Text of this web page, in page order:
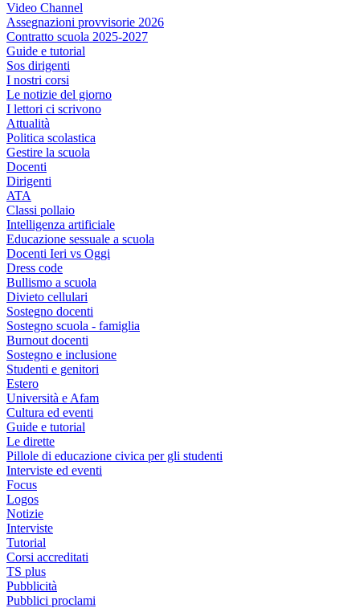
Video Channel
Assegnazioni provvisorie 2026
Contratto scuola 2025-2027
Guide e tutorial
Sos dirigenti
I nostri corsi
Le notizie del giorno
I lettori ci scrivono
Attualità
Politica scolastica
Gestire la scuola
Docenti
Dirigenti
ATA
Classi pollaio
Intelligenza artificiale
Educazione sessuale a scuola
Docenti Ieri vs Oggi
Dress code
Bullismo a scuola
Divieto cellulari
Sostegno docenti
Sostegno scuola - famiglia
Burnout docenti
Sostegno e inclusione
Studenti e genitori
Estero
Università e Afam
Cultura ed eventi
Guide e tutorial
Le dirette
Pillole di educazione civica per gli studenti
Interviste ed eventi
Focus
Logos
Notizie
Interviste
Tutorial
Corsi accreditati
TS plus
Pubblicità
Pubblici proclami